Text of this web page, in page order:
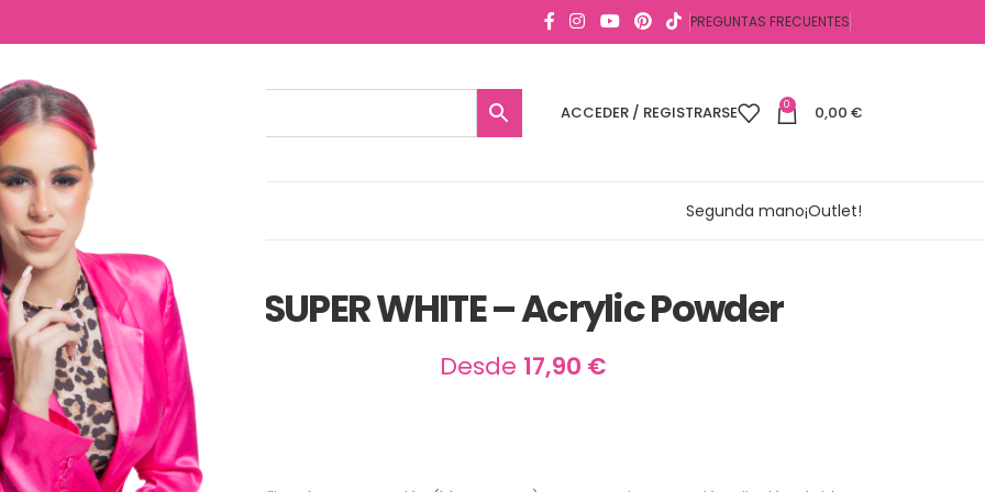
PREGUNTAS FRECUENTES
ACCEDER / REGISTRARSE 0 0,00 €
Segunda mano¡Outlet!
SUPER WHITE – Acrylic Powder
Desde 17,90 €